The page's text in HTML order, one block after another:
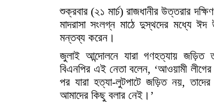
শুক্রবার (২১ মার্চ) রাজধানীর উত্তরার
মাদরাসা সংলগ্ন মাঠে দুস্থদের মধ্যে ঈদ
মন্তব্য করেন।
জুলাই আন্দোলনে যারা গণহত্যায় জড়িত
বিএনপির এই নেতা বলেন, ‘আওয়ামী লীগের
পর যারা হত্যা-লুটপাটে জড়িত নয়,
আমাদের কিছু বলার নেই।’